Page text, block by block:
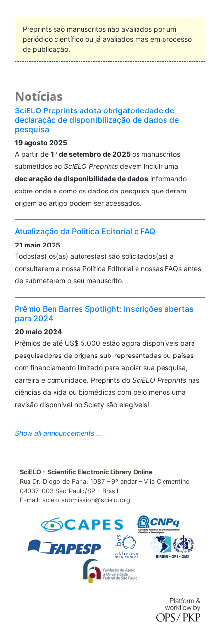
Preprints são manuscritos não avaliados por um
periódico científico ou já avaliados mas em processo
de publicação.
Notícias
SciELO Preprints adota obrigatoriedade de
declaração de disponibilização de dados de
pesquisa
19 agosto 2025
A partir de 1º de setembro de 2025os manuscritos
submetidos ao SciELO Preprints devem incluir uma
declaração de disponibilidade de dados informando
sobre onde e como os dados da pesquisa que deram
origem ao artigo podem ser acessados.
Atualização da Política Editorial e FAQ
21 maio 2025
Todos(as) os(as) autores(as) são solicitados(as) a
consultarem a nossa Política Editorial e nossas FAQs antes
de submeterem o seu manuscrito.
Prêmio Ben Barres Spotlight: Inscrições abertas
para 2024
20 maio 2024
Prêmios de até US$ 5.000 estão agora disponíveis para
pesquisadores de origens sub-representadas ou países
com financiamento limitado para apoiar sua pesquisa,
carreira e comunidade. Preprints do SciELO Preprints nas
ciências da vida ou biomédicas com pelo menos uma
revisão disponível no Sciety são elegíveis!
Show all announcements ...
SciELO - Scientific Electronic Library Online
Rua Dr. Diogo de Faria, 1087 – 9º andar – Vila Clementino
04037-003 São Paulo/SP - Brasil
E-mail: scielo.submission@scielo.org